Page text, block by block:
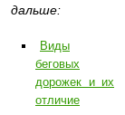
дальше:
Виды
беговых
дорожек и их
отличие